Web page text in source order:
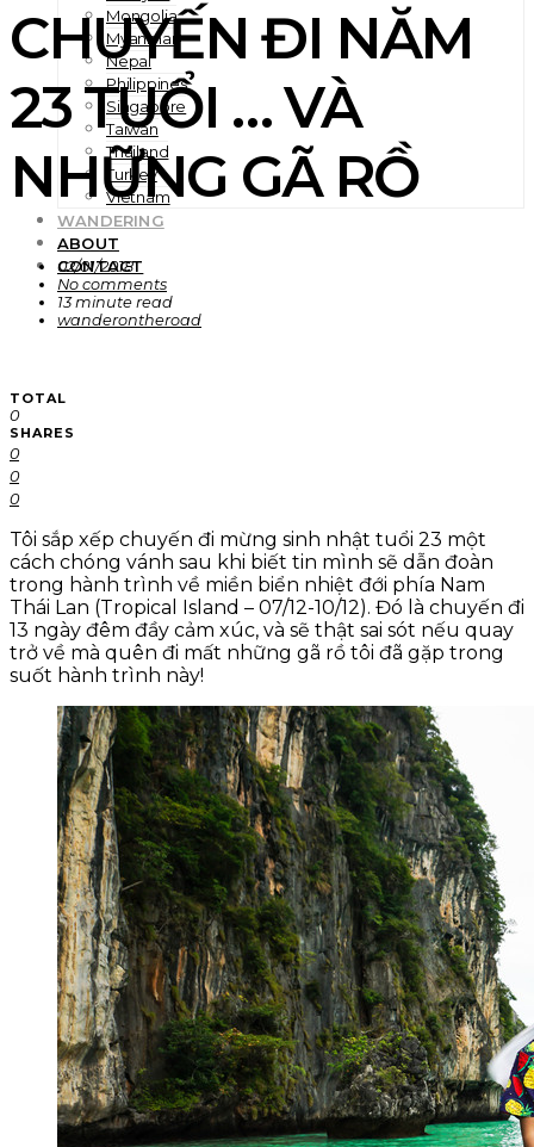
Mongolia
Myanmar
Nepal
Philippines
Singapore
Taiwan
Thailand
Turkey
Vietnam
WANDERING
ABOUT
CONTACT
CHUYẾN ĐI NĂM
23 TUỔI … VÀ
NHỮNG GÃ RỒ
02/01/2018
No comments
13 minute read
wanderontheroad
TOTAL
0
SHARES
0
0
0
Tôi sắp xếp chuyến đi mừng sinh nhật tuổi 23 một
cách chóng vánh sau khi biết tin mình sẽ dẫn đoàn
trong hành trình về miền biển nhiệt đới phía Nam
Thái Lan (Tropical Island – 07/12-10/12). Đó là chuyến đi
13 ngày đêm đầy cảm xúc, và sẽ thật sai sót nếu quay
trở về mà quên đi mất những gã rồ tôi đã gặp trong
suốt hành trình này!